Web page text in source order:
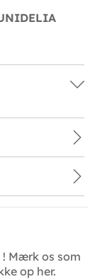
! Mærk os som
op her.